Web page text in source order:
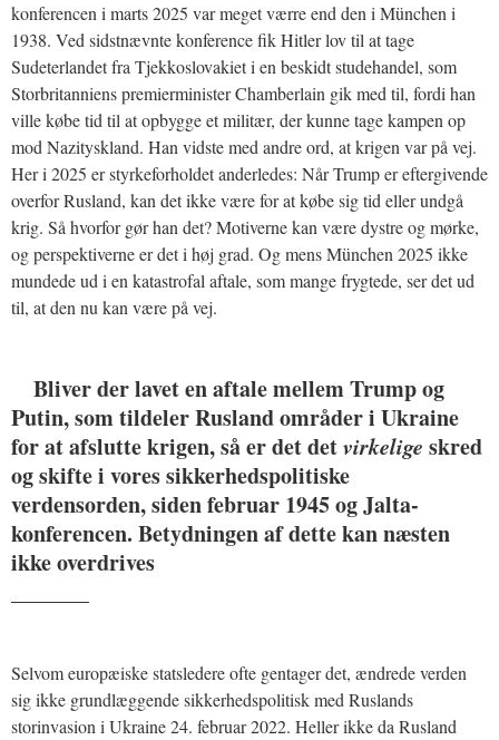
konferencen i marts 2025 var meget værre end den i München i
1938. Ved sidstnævnte konference fik Hitler lov til at tage
Sudeterlandet fra Tjekkoslovakiet i en beskidt studehandel, som
Storbritanniens premierminister Chamberlain gik med til, fordi han
ville købe tid til at opbygge et militær, der kunne tage kampen op
mod Nazityskland. Han vidste med andre ord, at krigen var på vej.
Her i 2025 er styrkeforholdet anderledes: Når Trump er eftergivende
overfor Rusland, kan det ikke være for at købe sig tid eller undgå
krig. Så hvorfor gør han det? Motiverne kan være dystre og mørke,
og perspektiverne er det i høj grad. Og mens München 2025 ikke
mundede ud i en katastrofal aftale, som mange frygtede, ser det ud
til, at den nu kan være på vej.
Bliver der lavet en aftale mellem Trump og
Putin, som tildeler Rusland områder i Ukraine
for at afslutte krigen, så er det detvirkelige skred
og skifte i vores sikkerhedspolitiske
verdensorden, siden februar 1945 og Jalta-
konferencen. Betydningen af dette kan næsten
ikke overdrives
Selvom europæiske statsledere ofte gentager det, ændrede verden
sig ikke grundlæggende sikkerhedspolitisk med Ruslands
storinvasion i Ukraine 24. februar 2022. Heller ikke da Rusland